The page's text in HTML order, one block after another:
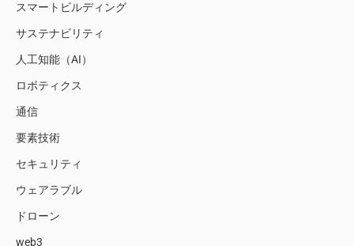
スマートビルディング
サステナビリティ
人工知能（AI）
ロボティクス
通信
要素技術
セキュリティ
ウェアラブル
ドローン
web3